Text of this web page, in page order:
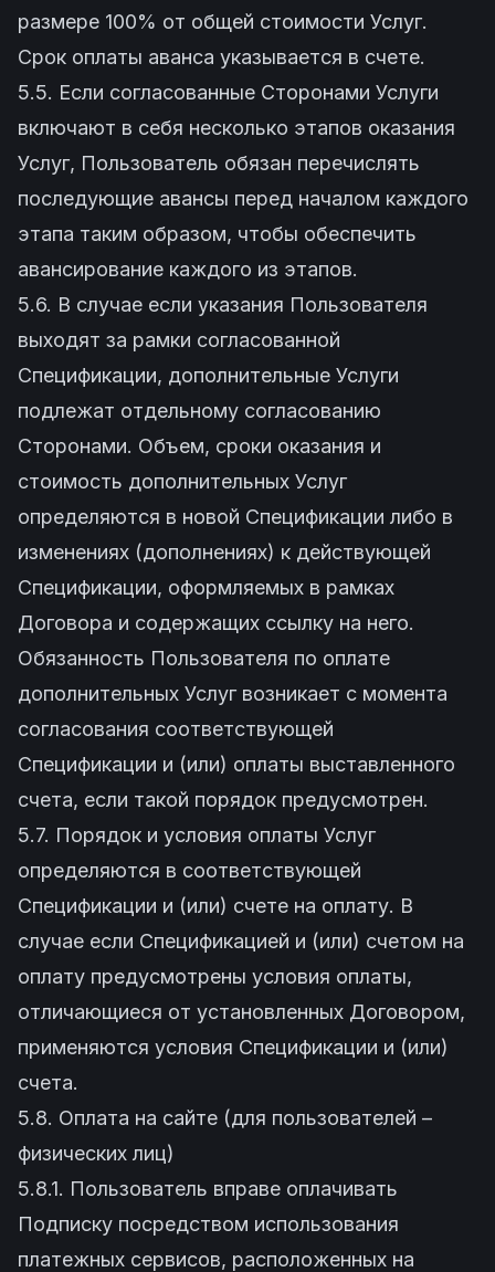
размере 100% от общей стоимости Услуг.
Срок оплаты аванса указывается в счете.
5.5. Если согласованные Сторонами Услуги
включают в себя несколько этапов оказания
Услуг, Пользователь обязан перечислять
последующие авансы перед началом каждого
этапа таким образом, чтобы обеспечить
авансирование каждого из этапов.
5.6. В случае если указания Пользователя
выходят за рамки согласованной
Спецификации, дополнительные Услуги
подлежат отдельному согласованию
Сторонами. Объем, сроки оказания и
стоимость дополнительных Услуг
определяются в новой Спецификации либо в
изменениях (дополнениях) к действующей
Спецификации, оформляемых в рамках
Договора и содержащих ссылку на него.
Обязанность Пользователя по оплате
дополнительных Услуг возникает с момента
согласования соответствующей
Спецификации и (или) оплаты выставленного
счета, если такой порядок предусмотрен.
5.7. Порядок и условия оплаты Услуг
определяются в соответствующей
Спецификации и (или) счете на оплату. В
случае если Спецификацией и (или) счетом на
оплату предусмотрены условия оплаты,
отличающиеся от установленных Договором,
применяются условия Спецификации и (или)
счета.
5.8. Оплата на сайте (для пользователей –
физических лиц)
5.8.1. Пользователь вправе оплачивать
Подписку посредством использования
платежных сервисов, расположенных на